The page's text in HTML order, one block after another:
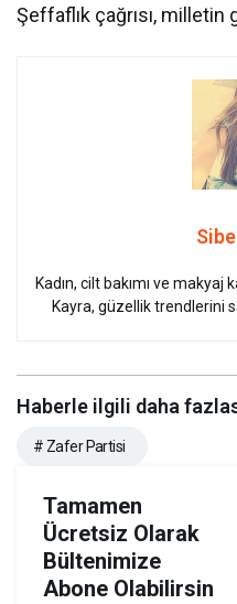
Şeffaflık çağrısı, milletin
Kadın, cilt bakımı ve
Kayra, güzellik trendlerini
Haberle ilgili daha
# Zafer Partisi
Tamamen
Ücretsiz Olarak
Bültenimize
Abone Olabilirsin